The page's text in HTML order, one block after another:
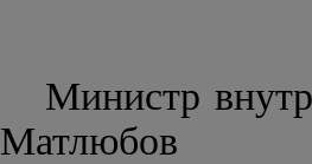
Матлюбов